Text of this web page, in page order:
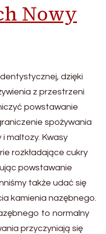
Nowy
dzięki
z przestrzeni
powstawanie
spożywania
maltozy. Kwasy
rozkładające cukry
powstawanie
także udać się
kamienia nazębnego.
to normalny
przyczyniają się